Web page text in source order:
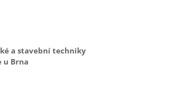
a stavební techniky
u Brna